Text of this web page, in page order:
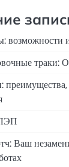
возможности
траки:
Ваш